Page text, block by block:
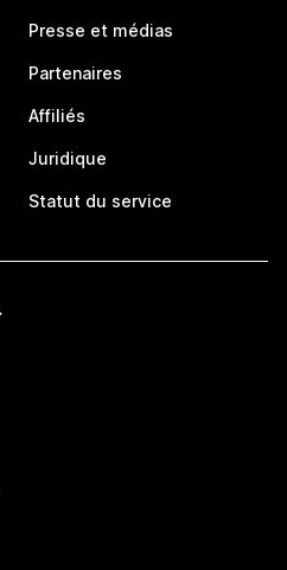
Presse et médias
Partenaires
Affiliés
Juridique
Statut du service